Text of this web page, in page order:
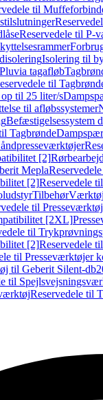
til
Reservedele til P-
Isolering til
tagafløb
til
til 25 liter/s
til afløbssystemer
Befæstigelsessystem
Tagbrønde
[2]
Mepla
[2]Reservedele
Tilbehør
til
[2XL]
til
[2]Reservedele
til Presseværktøjer
til Geberit Silent-
til
Reservedele til